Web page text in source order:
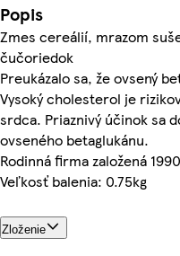
Popis
Zmes cereálií, mrazom
čučoriedok
Preukázalo sa, že ovsený
Vysoký cholesterol je
srdca. Priaznivý účinok sa
ovseného betaglukánu.
Rodinná firma založená
Veľkosť balenia: 0.75kg
Zloženie